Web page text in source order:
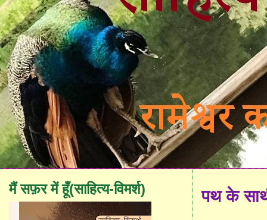
पथ के
मैं सफ़र में हूँ(साहित्य-विमर्श)